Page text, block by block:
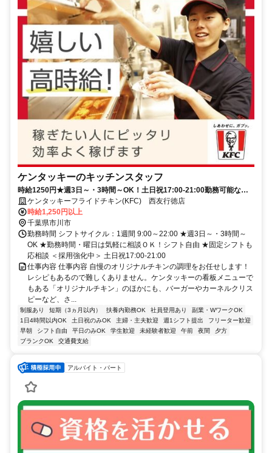
ケンタッキーのキッチンスタッフ
時給1250円★週3日～・3時間～OK！土日祝17:00-21:00勤務可能な方
大歓迎♪
ケンタッキーフライドチキン(KFC) 西友行徳店
時給1,250円以上
千葉県市川市
勤務時間 シフトサイクル：1週間 9:00～22:00 ★週3日～・3時間～
OK ★勤務時間・曜日は気軽に相談ＯＫ！シフト自由 ★固定シフトも
応相談 ＜採用強化中＞ 土日祝17:00-21:00
仕事内容 仕事内容 自慢のオリジナルチキンの調理をお任せします！
レシピもあるので難しくありません。ケンタッキーの看板メニューで
もある「オリジナルチキン」のほかにも、バーガーやカーネルクリス
ピーなど、さ...
制服あり 短期（3ヵ月以内） 扶養内勤務OK 社員登用あり
副業・WワークOK
1日4時間以内OK
土日祝のみOK 主婦・主夫歓迎 週1シフト提出
フリーター歓迎
早朝
シフト自由 平日のみOK 学生歓迎 未経験者歓迎 午前 夜間
夕方
ブランクOK
交通費支給
アルバイト・パート